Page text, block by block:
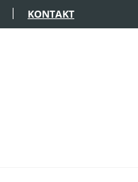
KONTAKT